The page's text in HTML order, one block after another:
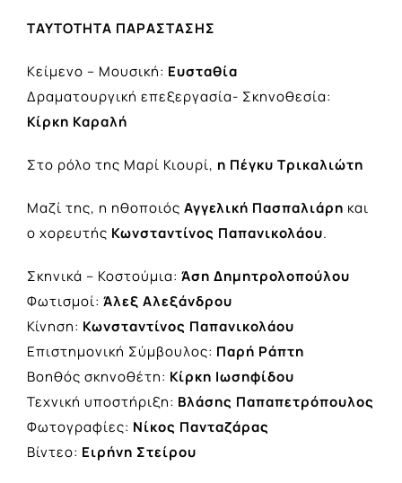
ΤΑΥΤΟΤΗΤΑ ΠΑΡΑΣΤΑΣΗΣ
Κείμενο – Μουσική: Ευσταθία
Δραματουργική επεξεργασία- Σκηνοθεσία:
Κίρκη Καραλή
Στο ρόλο της Μαρί Κιουρί, η Πέγκυ Τρικαλιώτη
Μαζί της, η ηθοποιός Αγγελική Πασπαλιάρη και
ο χορευτής Κωνσταντίνος Παπανικολάου.
Σκηνικά – Κοστούμια: Άση Δημητρολοπούλου
Φωτισμοί: Άλεξ Αλεξάνδρου
Κίνηση: Κωνσταντίνος Παπανικολάου
Επιστημονική Σύμβουλος: Παρή Ράπτη
Βοηθός σκηνοθέτη: Κίρκη Ιωσηφίδου
Τεχνική υποστήριξη: Βλάσης Παπαπετρόπουλος
Φωτογραφίες: Νίκος Πανταζάρας
Βίντεο: Ειρήνη Στείρου